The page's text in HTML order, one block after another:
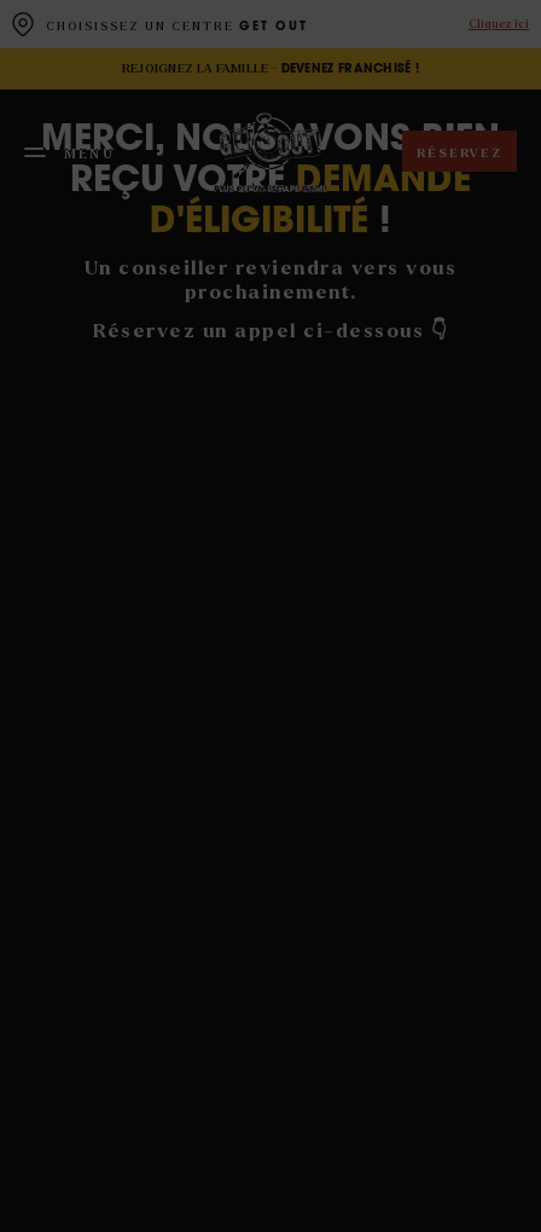
CHOISISSEZ UN CENTRE GET OUT Cliquez ici
REJOIGNEZ LA FAMILLE - DEVENEZ FRANCHISÉ !
MENU
FERMER
RÉSERVEZ
MERCI, NOUS AVONS BIEN
REÇU VOTREDEMANDE
D'ÉLIGIBILITÉ !
Un conseiller reviendra vers vous
prochainement.
Réservez un appel ci-dessous 👇
Panneau de gestion des cookies